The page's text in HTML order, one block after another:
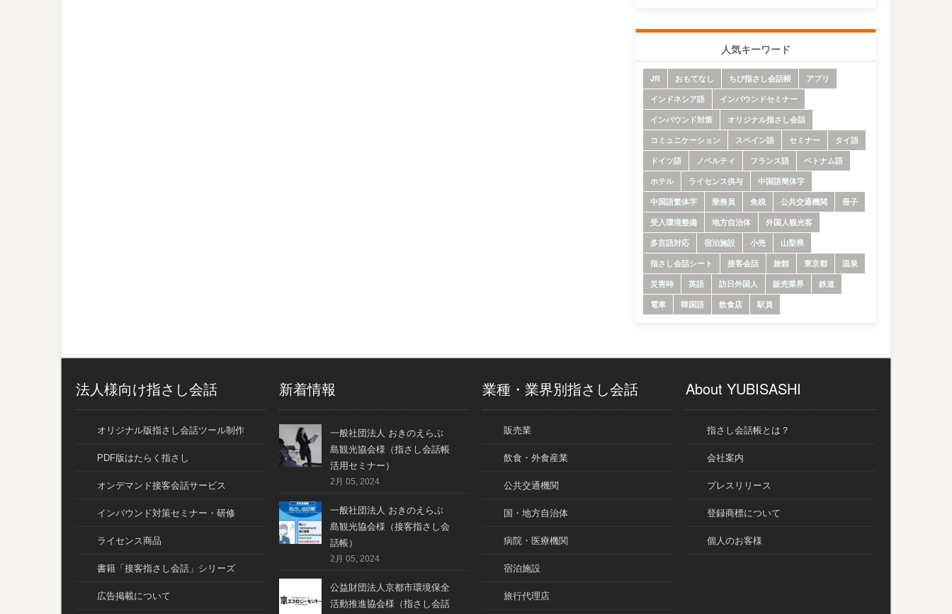
人気キーワード
JR おもてなし ちび指さし会話帳
アプリ
インドネシア語
インバウンドセミナー
インバウンド対策
オリジナル指さし会話
コミュニケーション
スペイン語 セミナー
タイ語
ドイツ語
ノベルティ フランス語
ベトナム語
ホテル
ライセンス供与
中国語簡体字
中国語繁体字
乗務員 免税 公共交通機関
冊子
受入環境整備
地方自治体
外国人観光客
多言語対応
宿泊施設 小売
山梨県
指さし会話シート
接客会話 旅館 東京都
温泉
災害時
英語 訪日外国人 販売業界
鉄道
電車
韓国語 飲食店 駅員
法人様向け指さし会話
オリジナル版指さし会話ツール制作
PDF版はたらく指さし
オンデマンド接客会話サービス
インバウンド対策セミナー・研修
ライセンス商品
書籍「接客指さし会話」シリーズ
広告掲載について
新着情報
一般社団法人 おきのえらぶ
島観光協会様（指さし会話帳
活用セミナー）
2月 05, 2024
一般社団法人 おきのえらぶ
島観光協会様（接客指さし会
話帳）
2月 05, 2024
公益財団法人京都市環境保全
活動推進協会様（指さし会話
業種・業界別指さし会話
販売業
飲食・外食産業
公共交通機関
国・地方自治体
病院・医療機関
宿泊施設
旅行代理店
About YUBISASHI
指さし会話帳とは？
会社案内
プレスリリース
登録商標について
個人のお客様